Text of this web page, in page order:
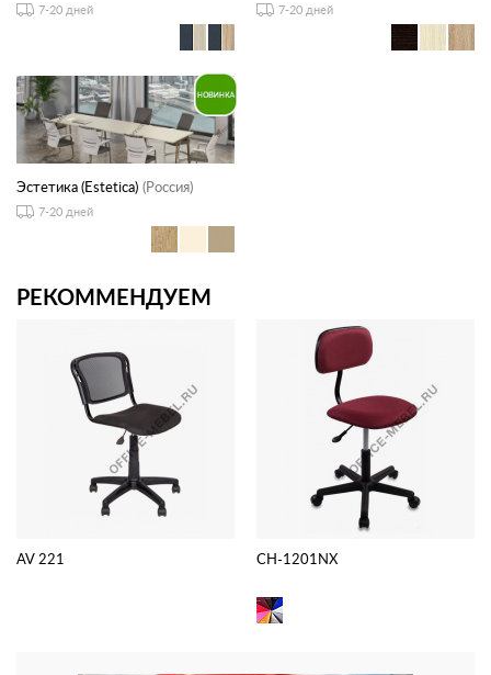
7-20 дней 7-20 дней
Эстетика (Estetica) (Россия)
7-20 дней
РЕКОММЕНДУЕМ
AV 221 CH-1201NX